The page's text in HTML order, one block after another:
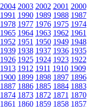
2004 2003 2002 2001 2000
1991 1990 1989 1988 1987
1978 1977 1976 1975 1974
1965 1964 1963 1962 1961
1952 1951 1950 1949 1948
1939 1938 1937 1936 1935
1926 1925 1924 1923 1922
1913 1912 1911 1910 1909
1900 1899 1898 1897 1896
1887 1886 1885 1884 1883
1874 1873 1872 1871 1870
1861 1860 1859 1858 1857